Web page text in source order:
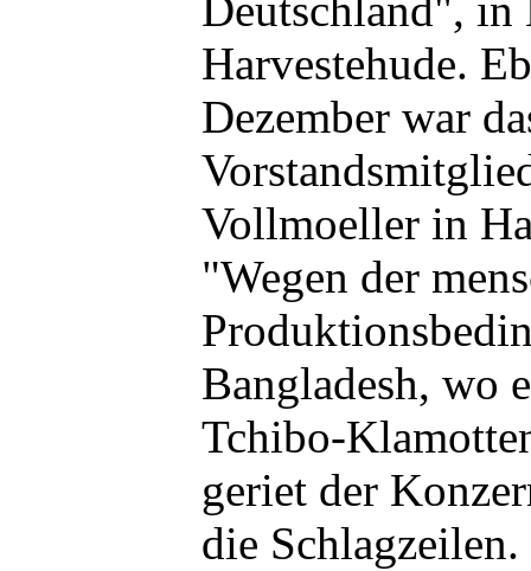
Harvestehude.
Dezember war
Vollmoeller in
"Wegen der
Bangladesh, wo
Tchibo-
geriet der
die